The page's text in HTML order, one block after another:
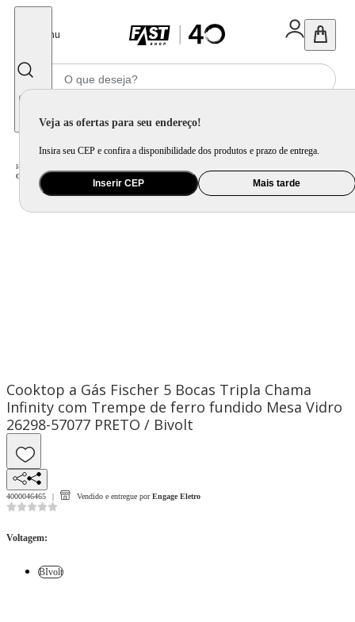
Menu
Veja as ofertas para seu endereço!
Insira seu CEP e confira a disponibilidade dos produtos e prazo de entrega.
Inserir CEP Mais tarde
Home
Cooktop a Gás Fischer 5 Bocas Tripla Chama Infinity com Trempe de ferro fundido Mesa Vidro 26298-57077
Cooktop a Gás Fischer 5 Bocas Tripla Chama
Infinity com Trempe de ferro fundido Mesa Vidro
26298-57077 PRETO / Bivolt
4000046465 Vendido e entregue por Engage Eletro
Voltagem:
BIvolt